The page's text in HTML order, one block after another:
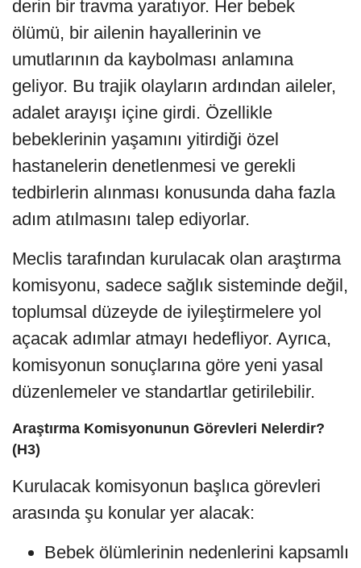
derin bir travma yaratıyor. Her bebek
ölümü, bir ailenin hayallerinin ve
umutlarının da kaybolması anlamına
geliyor. Bu trajik olayların ardından aileler,
adalet arayışı içine girdi. Özellikle
bebeklerinin yaşamını yitirdiği özel
hastanelerin denetlenmesi ve gerekli
tedbirlerin alınması konusunda daha fazla
adım atılmasını talep ediyorlar.
Meclis tarafından kurulacak olan araştırma
komisyonu, sadece sağlık sisteminde değil,
toplumsal düzeyde de iyileştirmelere yol
açacak adımlar atmayı hedefliyor. Ayrıca,
komisyonun sonuçlarına göre yeni yasal
düzenlemeler ve standartlar getirilebilir.
Araştırma Komisyonunun Görevleri Nelerdir?
(H3)
Kurulacak komisyonun başlıca görevleri
arasında şu konular yer alacak:
Bebek ölümlerinin nedenlerini kapsamlı